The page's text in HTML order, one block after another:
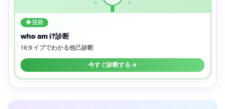
◈ 注目
who am i?診断
16タイプでわかる他己診断
今すぐ診断する →